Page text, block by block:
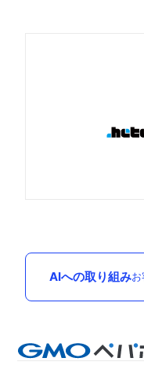
AIへの取り組み